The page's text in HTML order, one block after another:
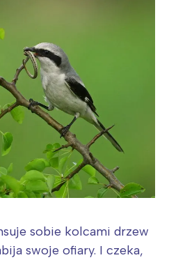
sobie kolcami drzew
swoje ofiary. I czeka,